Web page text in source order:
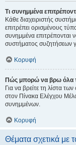
Τι συνημμένα
Κάθε διαχειριστής
επιτρέπει ορισμένους
συνημμένα επιτρέπονται
συστήματος συζητήσεων
Κορυφή
Πώς μπορώ να βρω όλα
Για να βρείτε τη λίστα
στον Πίνακα Ελέγχου
συνημμένων.
Κορυφή
Θέματα σχετικά με